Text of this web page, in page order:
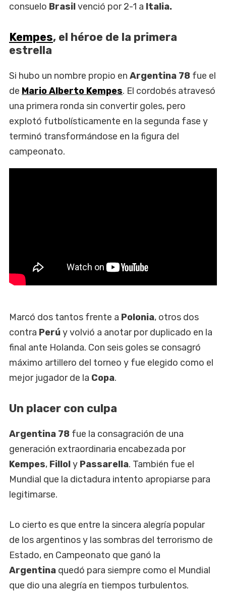
consuelo Brasilvenció por 2-1 a Italia.
Kempes, el héroe de la primera
estrella
Si hubo un nombre propio en Argentina 78 fue el
de Mario Alberto Kempes. El cordobés atravesó
una primera ronda sin convertir goles, pero
explotó futbolísticamente en la segunda fase y
terminó transformándose en la figura del
campeonato.
Marcó dos tantos frente a Polonia, otros dos
contra Perúy volvió a anotar por duplicado en la
final ante Holanda. Con seis goles se consagró
máximo artillero del torneo y fue elegido como el
mejor jugador de la Copa.
Un placer con culpa
Argentina 78 fue la consagración de una
generación extraordinaria encabezada por
Kempes, Filloly Passarella. También fue el
Mundial que la dictadura intento apropiarse para
legitimarse.
Lo cierto es que entre la sincera alegría popular
de los argentinos y las sombras del terrorismo de
Estado, en Campeonato que ganó la
Argentina quedó para siempre como el Mundial
que dio una alegría en tiempos turbulentos.